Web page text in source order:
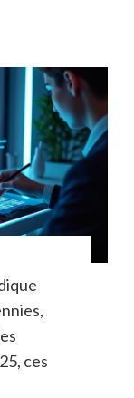
ces